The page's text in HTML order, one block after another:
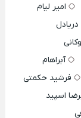
امیر لیام
آبراهام
فرشید حکمتی
اسپید